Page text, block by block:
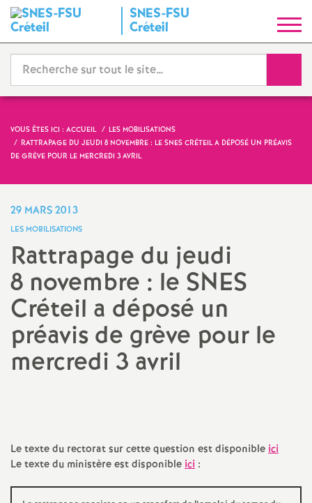
SNES-FSU
Créteil
y
n
d
a
t
N
a
o
n
VOUS ÊTES ICI : ACCUEIL
LES MOBILISATIONS
RATTRAPAGE DU JEUDI 8 NOVEMBRE : LE SNES CRÉTEIL A DÉPOSÉ UN PRÉAVIS
DE GRÈVE POUR LE MERCREDI 3 AVRIL
29 MARS 2013
LES MOBILISATIONS
Rattrapage du jeudi
8 novembre : le SNES
Créteil a déposé un
préavis de grève pour le
mercredi 3 avril
Le texte du rectorat sur cette question est disponibleici
Le texte du ministère est disponibleici :